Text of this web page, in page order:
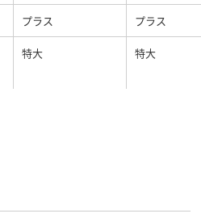
プラス プラス
特大 特大
スチール